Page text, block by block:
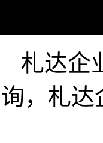
札达企
询，札达